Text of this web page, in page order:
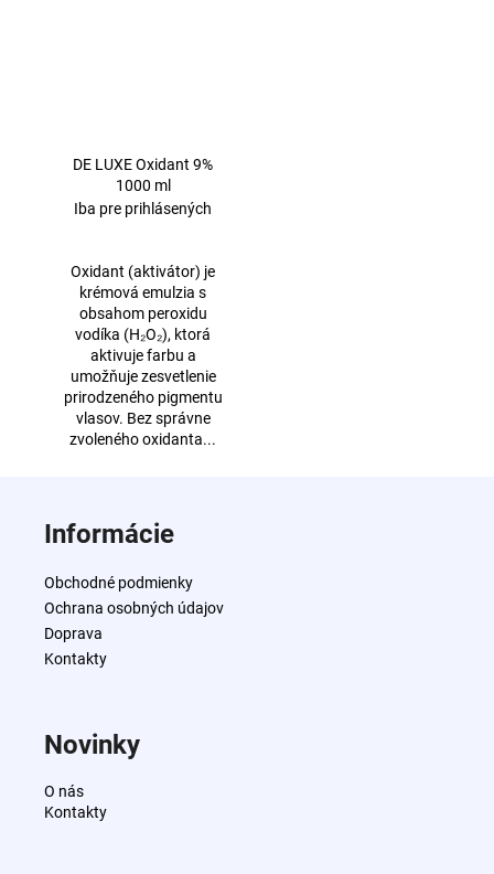
DE LUXE Oxidant 9%
1000 ml
Iba pre prihlásených
Oxidant (aktivátor) je
krémová emulzia s
obsahom peroxidu
vodíka (H₂O₂), ktorá
aktivuje farbu a
umožňuje zesvetlenie
prirodzeného pigmentu
vlasov. Bez správne
zvoleného oxidanta...
Informácie
Obchodné podmienky
Ochrana osobných údajov
Doprava
Kontakty
Novinky
O nás
Kontakty